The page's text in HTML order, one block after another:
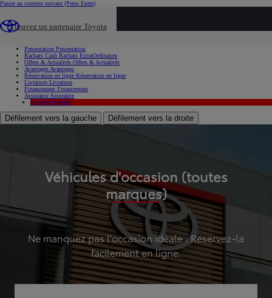
Passer au contenu suivant (Press Enter)
Trouvez un partenaire Toyota
Présentation Présentation
Rachats Cash Rachats ExtraOrdinaires
Offres & Actualités Offres & Actualités
Avantages Avantages
Réservation en ligne Réservation en ligne
Livraison Livraison
Financement Financement
Assurance Assurance
Hybride Hybride
Défilement vers la gauche Défilement vers la droite
Véhicules d'occasion (toutes
marques)
Ne manquez pas l'occasion idéale : Réservez-la
facilement en ligne.